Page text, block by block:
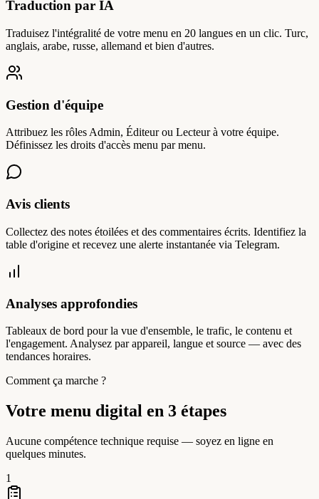
Traduction par IA
Traduisez l'intégralité de votre menu en 20 langues en un clic. Turc,
anglais, arabe, russe, allemand et bien d'autres.
Gestion d'équipe
Attribuez les rôles Admin, Éditeur ou Lecteur à votre équipe.
Définissez les droits d'accès menu par menu.
Avis clients
Collectez des notes étoilées et des commentaires écrits. Identifiez la
table d'origine et recevez une alerte instantanée via Telegram.
Analyses approfondies
Tableaux de bord pour la vue d'ensemble, le trafic, le contenu et
l'engagement. Analysez par appareil, langue et source — avec des
tendances horaires.
Comment ça marche ?
Votre menu digital en 3 étapes
Aucune compétence technique requise — soyez en ligne en
quelques minutes.
1